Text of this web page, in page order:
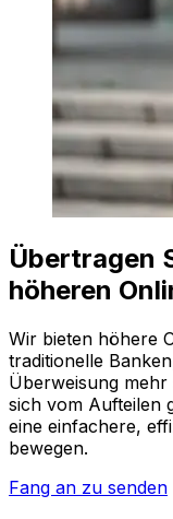
Übertragen
höheren
Wir bieten höhere
traditionelle
Überweisung mehr
sich vom Aufteilen
eine einfachere,
bewegen.
Fang an zu senden